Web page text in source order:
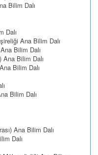
Bilim Dalı
Dalı
Ana Bilim Dalı
Bilim Dalı
Ana Bilim Dalı
Bilim Dalı
Bilim Dalı
Ana Bilim Dalı
Dalı